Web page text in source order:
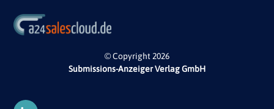
© Copyright 2026
Submissions-Anzeiger Verlag GmbH